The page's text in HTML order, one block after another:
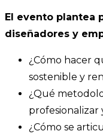
El evento plantea
diseñadores y
¿Cómo hacer
sostenible y
¿Qué
profesionalizar
¿Cómo se